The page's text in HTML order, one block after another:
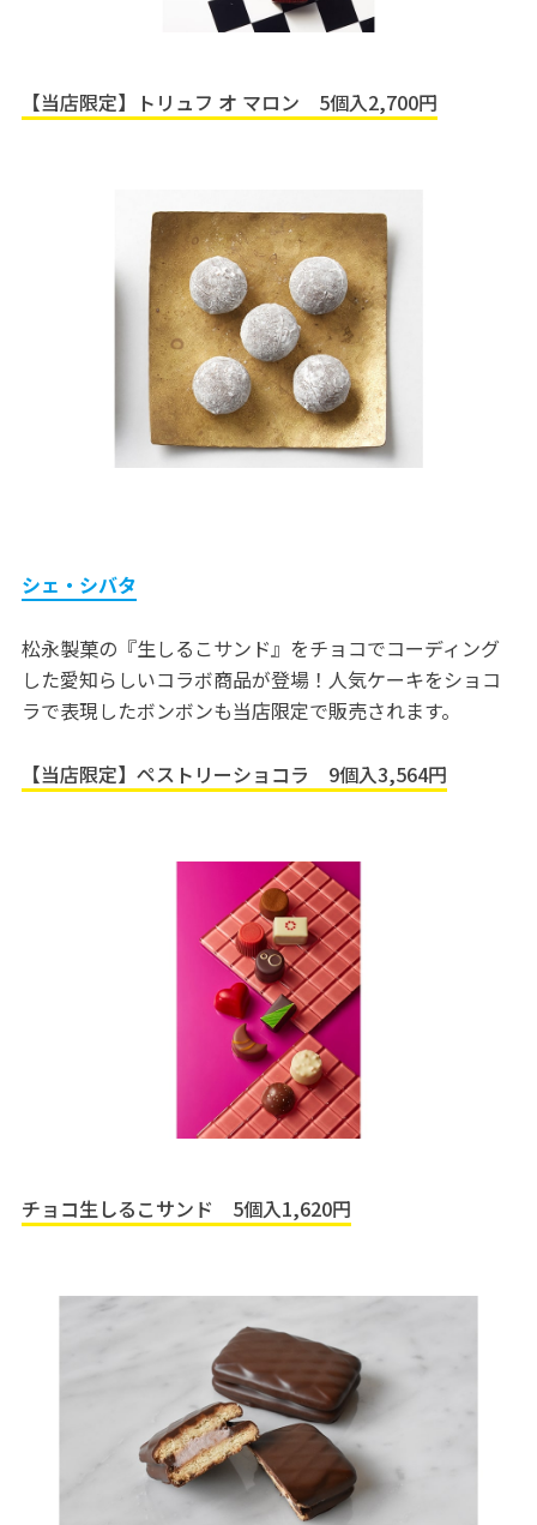
【当店限定】トリュフ オ マロン 5個入2,700円
シェ・シバタ
松永製菓の『生しるこサンド』をチョコでコーディング
した愛知らしいコラボ商品が登場！人気ケーキをショコ
ラで表現したボンボンも当店限定で販売されます。
【当店限定】ペストリーショコラ 9個入3,564円
チョコ生しるこサンド 5個入1,620円